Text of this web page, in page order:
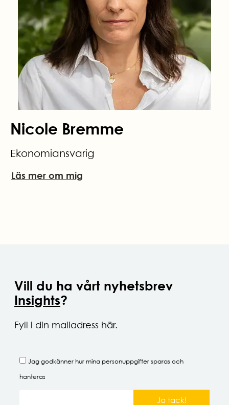
Nicole Bremme
Ekonomiansvarig
Läs mer om mig
Vill du ha vårt nyhetsbrev
Insights?
Fyll i din mailadress här.
Jag godkänner hur mina personuppgifter sparas och
hanteras
Ja tack!